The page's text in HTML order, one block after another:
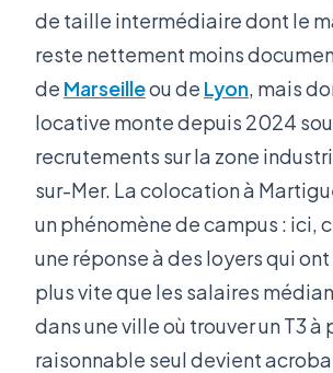
de taille intermédiaire dont le
reste nettement moins
de Marseilleou de Lyon, mais
locative monte depuis 2024
recrutements sur la zone
sur-Mer. La colocation à
un phénomène de campus : ici,
une réponse à des loyers qui
plus vite que les salaires
dans une ville où trouver un T3 à
raisonnable seul devient